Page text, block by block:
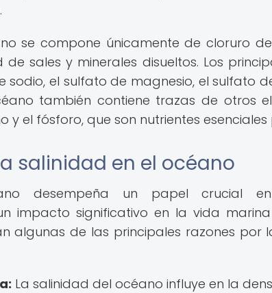
se compone únicamente de cloruro
sales y minerales disueltos. Los
sodio, el sulfato de magnesio, el sulfato
también contiene trazas de otros
y el fósforo, que son nutrientes
salinidad en el océano
desempeña un papel crucial en
impacto significativo en la vida
algunas de las principales razones por
La salinidad del océano influye en la